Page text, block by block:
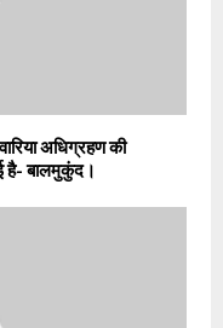
अधिग्रहण की
है- बालमुकुंद।